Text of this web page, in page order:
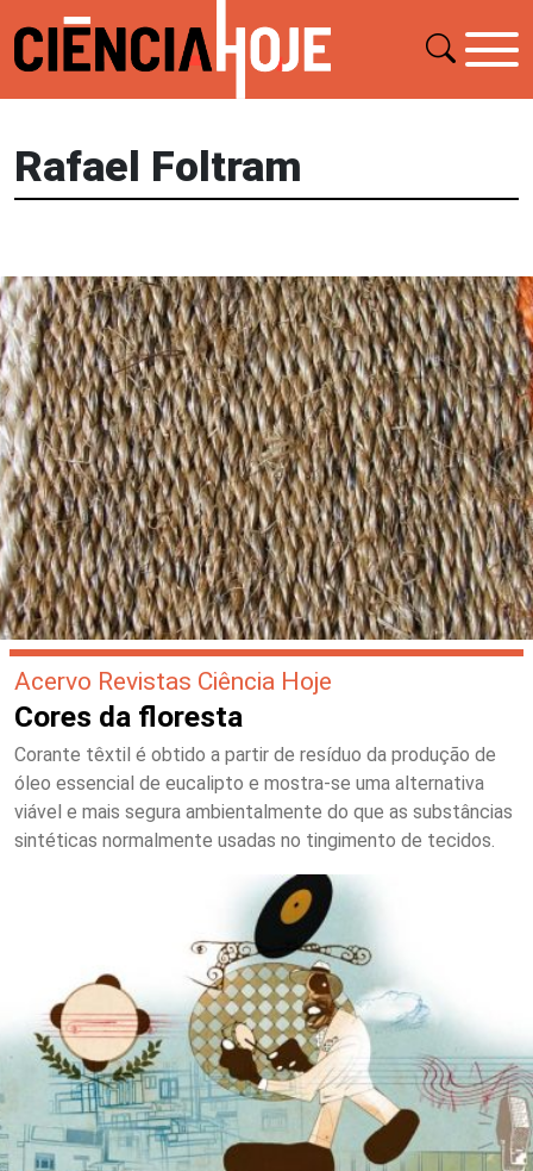
Rafael Foltram
Acervo Revistas Ciência Hoje
Cores da floresta
Corante têxtil é obtido a partir de resíduo da produção de
óleo essencial de eucalipto e mostra-se uma alternativa
viável e mais segura ambientalmente do que as substâncias
sintéticas normalmente usadas no tingimento de tecidos.